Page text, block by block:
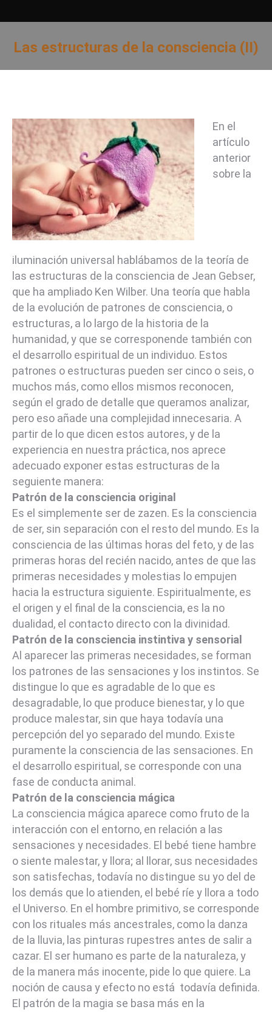
Las estructuras de la consciencia (II)
En el
artículo
anterior
sobre la
iluminación universal hablábamos de la teoría de
las estructuras de la consciencia de Jean Gebser,
que ha ampliado Ken Wilber. Una teoría que habla
de la evolución de patrones de consciencia, o
estructuras, a lo largo de la historia de la
humanidad, y que se corresponende también con
el desarrollo espiritual de un individuo. Estos
patrones o estructuras pueden ser cinco o seis, o
muchos más, como ellos mismos reconocen,
según el grado de detalle que queramos analizar,
pero eso añade una complejidad innecesaria. A
partir de lo que dicen estos autores, y de la
experiencia en nuestra práctica, nos aprece
adecuado exponer estas estructuras de la
seguiente manera:
Patrón de la consciencia original
Es el simplemente ser de zazen. Es la consciencia
de ser, sin separación con el resto del mundo. Es la
consciencia de las últimas horas del feto, y de las
primeras horas del recién nacido, antes de que las
primeras necesidades y molestias lo empujen
hacia la estructura siguiente. Espiritualmente, es
el origen y el final de la consciencia, es la no
dualidad, el contacto directo con la divinidad.
Patrón de la consciencia instintiva y sensorial
Al aparecer las primeras necesidades, se forman
los patrones de las sensaciones y los instintos. Se
distingue lo que es agradable de lo que es
desagradable, lo que produce bienestar, y lo que
produce malestar, sin que haya todavía una
percepción del yo separado del mundo. Existe
puramente la consciencia de las sensaciones. En
el desarrollo espiritual, se corresponde con una
fase de conducta animal.
Patrón de la consciencia mágica
La consciencia mágica aparece como fruto de la
interacción con el entorno, en relación a las
sensaciones y necesidades. El bebé tiene hambre
o siente malestar, y llora; al llorar, sus necesidades
son satisfechas, todavía no distingue su yo del de
los demás que lo atienden, el bebé ríe y llora a todo
el Universo. En el hombre primitivo, se corresponde
con los rituales más ancestrales, como la danza
de la lluvia, las pinturas rupestres antes de salir a
cazar. El ser humano es parte de la naturaleza, y
de la manera más inocente, pide lo que quiere. La
noción de causa y efecto no está todavía definida.
El patrón de la magia se basa más en la